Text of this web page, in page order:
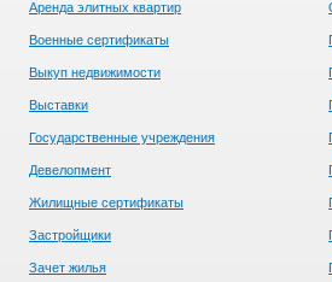
Аренда элитных квартир
Военные сертификаты
Выкуп недвижимости
Выставки
Государственные учреждения
Девелопмент
Жилищные сертификаты
Застройщики
Зачет жилья